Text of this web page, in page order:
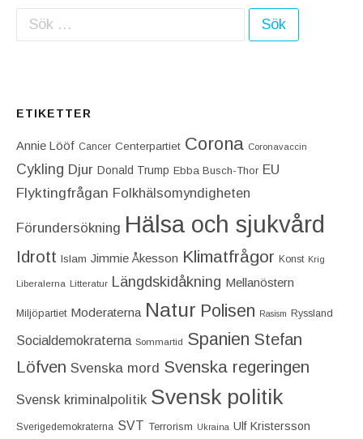
Sök efter:
ETIKETTER
Annie Lööf Cancer Centerpartiet‎ Corona Coronavaccin
Cykling Djur Donald Trump Ebba Busch-Thor EU
Flyktingfrågan Folkhälsomyndigheten
Förundersökning Hälsa och sjukvård
Idrott Islam Jimmie Åkesson Klimatfrågor Konst Krig
Liberalerna Litteratur Längdskidåkning Mellanöstern
Miljöpartiet Moderaterna Natur Polisen Rasism Ryssland
Socialdemokraterna Sommartid Spanien Stefan
Löfven Svenska mord Svenska regeringen
Svensk kriminalpolitik Svensk politik
Sverigedemokraterna SVT Terrorism Ukraina Ulf Kristersson